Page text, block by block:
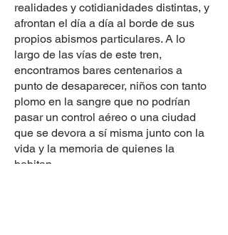
realidades y cotidianidades distintas, y
afrontan el día a día al borde de sus
propios abismos particulares. A lo
largo de las vías de este tren,
encontramos bares centenarios a
punto de desaparecer, niños con tanto
plomo en la sangre que no podrían
pasar un control aéreo o una ciudad
que se devora a sí misma junto con la
vida y la memoria de quienes la
habitan.